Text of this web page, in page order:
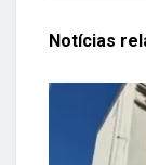
Notícias